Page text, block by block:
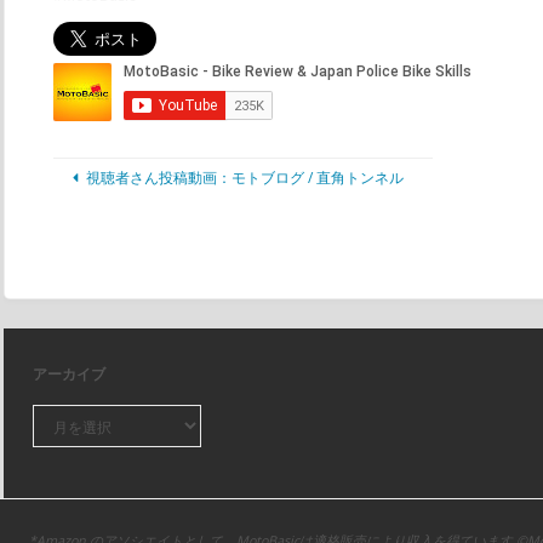
視聴者さん投稿動画：モトブログ / 直角トンネル
アーカイブ